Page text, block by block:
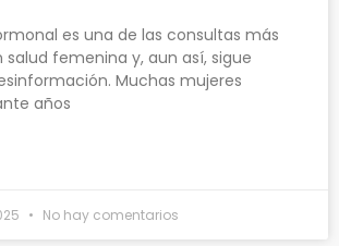
es una de las consultas más
femenina y, aun así, sigue
Muchas mujeres
años
No hay comentarios